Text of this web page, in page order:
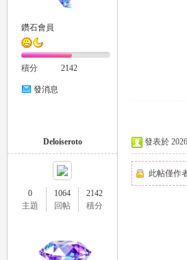
鑽石會員
積分 2142
發消息
Deloiseroto
0
主題
1064
回帖
2142
積分
發表於
此帖僅作